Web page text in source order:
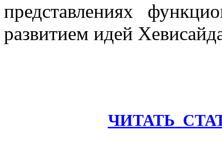
представлениях
развитием идей
ЧИТАТЬ